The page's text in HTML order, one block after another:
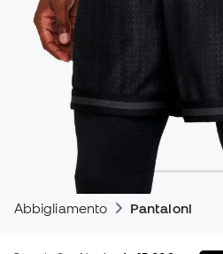
Abbigliamento Pantaloni